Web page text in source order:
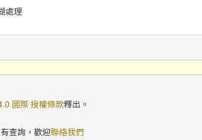
處理
國際 授權條款釋出。
查詢，歡迎聯絡我們